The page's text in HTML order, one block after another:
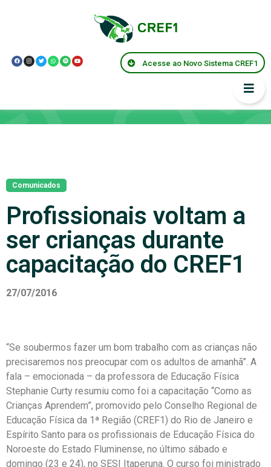
Acesse ao Novo Sistema CREF1
Comunicados
Profissionais voltam a
ser crianças durante
capacitação do CREF1
27/07/2016
“Se soubermos fazer um bom trabalho com as crianças não
precisaremos nos preocupar com os adultos de amanhã”. A
fala – emocionada – da professora de Educação Física
Stephanie Curty resumiu como foi a capacitação “Como as
Crianças Aprendem”, promovido pelo Conselho Regional de
Educação Física da 1ª Região (CREF1) do Rio de Janeiro e
Espírito Santo para os profissionais de Educação Física do
Noroeste do Estado Fluminense, no último sábado e
domingo (23 e 24), no SESI Itaperuna. O curso foi ministrado